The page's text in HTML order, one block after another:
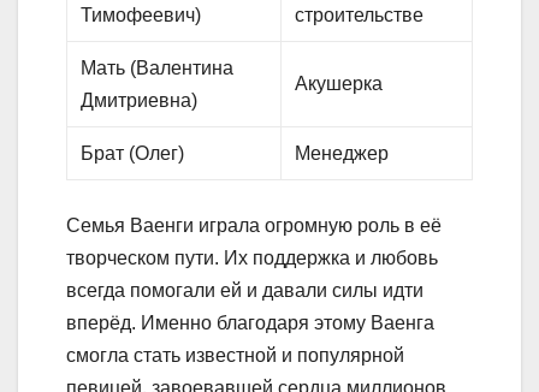
Тимофеевич)
строительстве
Мать (Валентина
Дмитриевна)
Акушерка
Брат (Олег) Менеджер
Семья Ваенги играла огромную роль в её
творческом пути. Их поддержка и любовь
всегда помогали ей и давали силы идти
вперёд. Именно благодаря этому Ваенга
смогла стать известной и популярной
певицей, завоевавшей сердца миллионов